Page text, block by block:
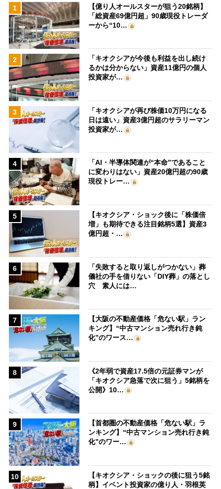
1
【億り人オールスターが狙う20銘柄】
「総資産69億円超」90歳現役トレーダ
ーから“10…
2
「キオクシアが今後も利益を出し続け
るかは分からない」資産11億円の個人
投資家が…
3
「キオクシアが再び株価10万円になる
日は遠い」資産3億円超のサラリーマン
投資家が…
4
「AI・半導体関連が“本命”であること
に変わりはない」資産20億円超の90歳
現役トレー…
5
【キオクシア・ショック後に「株価倍
増」も期待できる注目銘柄5選】資産3
億円超・…
6
「失敗すると取り返しがつかない」葬
儀社の手を借りない「DIY葬」の落とし
穴 素人には…
7
【大阪の不動産価格「危ない駅」ラン
キング】“中古マンション売れ行き鈍
化”のワース…
8
《2年弱で資産17.5倍の元証券マンが
「キオクシア急落で次に狙う」5銘柄を
公開》10…
9
【首都圏の不動産価格「危ない駅」ラ
ンキング】“中古マンション売れ行き鈍
化”のワー…
10
【キオクシア・ショックの後に狙う5銘
柄】イベント投資家の億り人・羽根英